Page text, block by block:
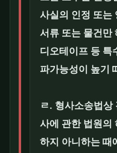
사실의 인정 또는
서류 또는 물건만
디오테이프 등 특
파가능성이 높기
ㄹ. 형사소송법상
사에 관한 법원의
하지 아니하는 때